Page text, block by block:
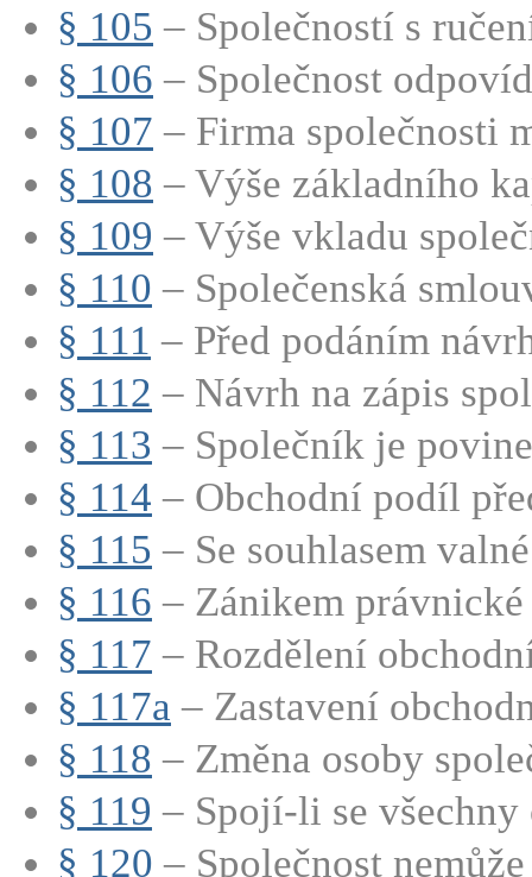
§ 105 – Společností s
§ 106 – Společnost
§ 107 – Firma společnosti
§ 108 – Výše základního
§ 109 – Výše vkladu
§ 110 – Společenská
§ 111 – Před podáním
§ 112 – Návrh na zápis
§ 113 – Společník je
§ 114 – Obchodní podíl
§ 115 – Se souhlasem
§ 116 – Zánikem
§ 117 – Rozdělení
§ 117a – Zastavení
§ 118 – Změna osoby
§ 119 – Spojí-li se všechny
§ 120 – Společnost